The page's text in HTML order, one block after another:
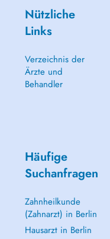
Nützliche
Links
Verzeichnis der
Ärzte und
Behandler
Häufige
Suchanfragen
Zahnheilkunde
(Zahnarzt) in Berlin
Hausarzt in Berlin